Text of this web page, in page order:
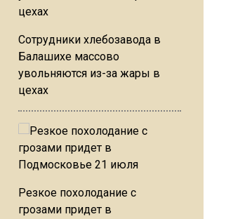
Сотрудники хлебозавода в
Балашихе массово
увольняются из-за жары в
цехах
Резкое похолодание с
грозами придет в